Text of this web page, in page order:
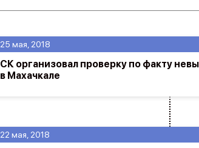
22 мая, 2018
25 мая, 2018
СК организовал проверку по факту
в Махачкале